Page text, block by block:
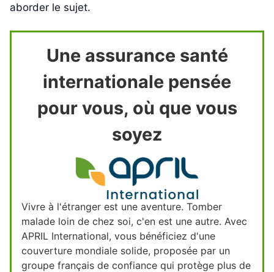
aborder le sujet.
Une assurance santé
internationale pensée
pour vous, où que vous
soyez
Vivre à l'étranger est une aventure. Tomber
malade loin de chez soi, c'en est une autre. Avec
APRIL International, vous bénéficiez d'une
couverture mondiale solide, proposée par un
groupe français de confiance qui protège plus de